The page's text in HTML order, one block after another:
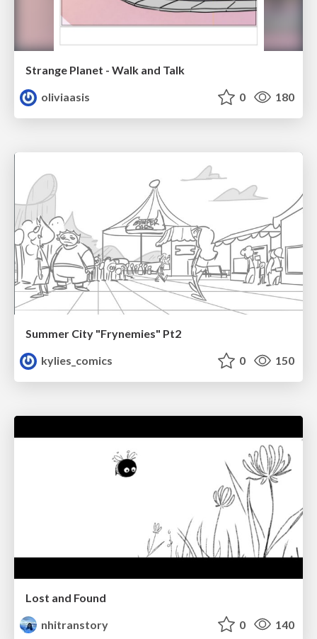
Strange Planet - Walk and Talk
oliviaasis
0 180
Summer City "Frynemies" Pt2
kylies_comics
0 150
Lost and Found
nhitranstory
0 140